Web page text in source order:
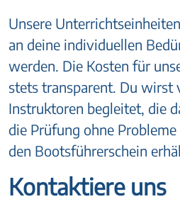
Unsere
an deine individuellen
werden. Die Kosten für
stets transparent. Du wirst
Instruktoren begleitet, die
die Prüfung ohne
den Bootsführerschein
Kontaktiere uns